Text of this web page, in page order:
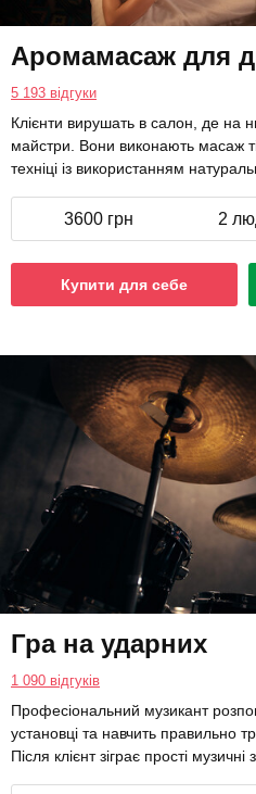
Аромамасаж для
5 193 відгуки
Клієнти вирушать в салон, де на
майстри. Вони виконають масаж
техніці із використанням
3600 грн 2
Купити для себе
Гра на ударних
1 090 відгуків
Професіональний музикант
установці та навчить правильно
Після клієнт зіграє прості музичні